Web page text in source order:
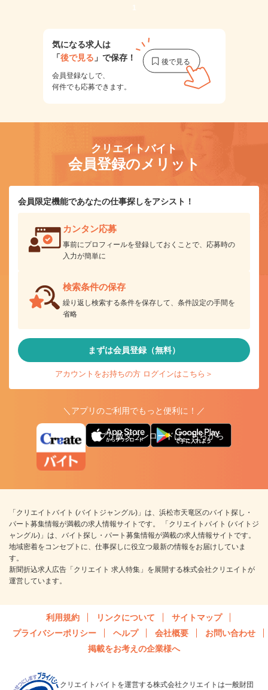
1
気になる求人は
「後で見る 」で保存！
会員登録なしで、
何件でも応募できます。
クリエイトバイト
会員登録のメリット
会員限定機能であなたの仕事探しをアシスト！
カンタン応募
事前にプロフィールを登録しておくことで、応募時の
入力が簡単に
検索条件の保存
繰り返し検索する条件を保存して、条件設定の手間を
省略
まずは会員登録（無料）
アカウントをお持ちの方 ログインはこちら＞
＼アプリのご利用でもっと便利に！／
アプリ版ダウンロードはこちらから
「クリエイトバイト (バイトジャングル)」は、浜松市天竜区のバイト探し・
パート募集情報が満載の求人情報サイトです。 「クリエイトバイト (バイトジ
ャングル)」は、バイト探し・パート募集情報が満載の求人情報サイトです。
地域密着をコンセプトに、仕事探しに役立つ最新の情報をお届けしていま
す。
新聞折込求人広告「クリエイト 求人特集」を展開する株式会社クリエイトが
運営しています。
利用規約 リンクについて
サイトマップ
プライバシーポリシー
ヘルプ 会社概要
お問い合わせ
掲載をお考えの企業様へ
クリエイトバイトを運営する株式会社クリエイトは一般財団